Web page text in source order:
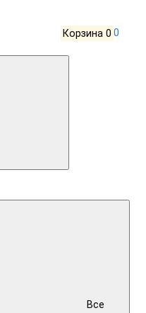
Корзина 0 0
Все